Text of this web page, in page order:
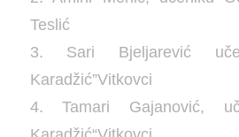
Teslić
3. Sari Bjeljarević
Karadžić”Vitkovci
4. Tamari Gajanović,